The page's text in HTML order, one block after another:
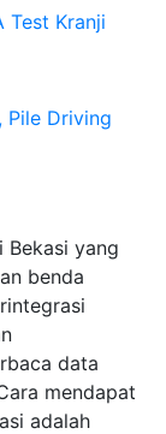
Test Kranji
Pile Driving
Bekasi yang
benda
data
mendapat
adalah